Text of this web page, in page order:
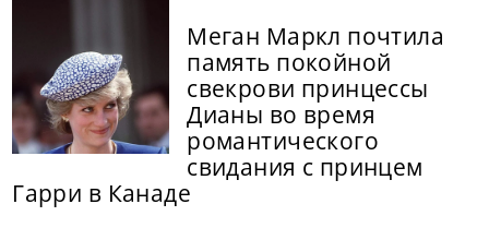
Меган Маркл почтила
память покойной
свекрови принцессы
Дианы во время
романтического
свидания с принцем
Гарри в Канаде